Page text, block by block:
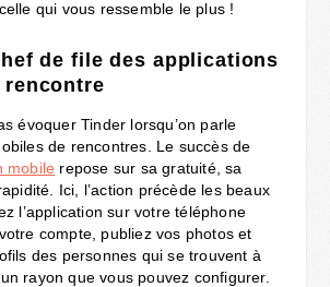
qui vous ressemble le plus !
de file des applications
évoquer Tinder lorsqu’on parle
de rencontres. Le succès de
mobile repose sur sa gratuité, sa
Ici, l’action précède les beaux
l’application sur votre téléphone
compte, publiez vos photos et
des personnes qui se trouvent à
rayon que vous pouvez configurer.